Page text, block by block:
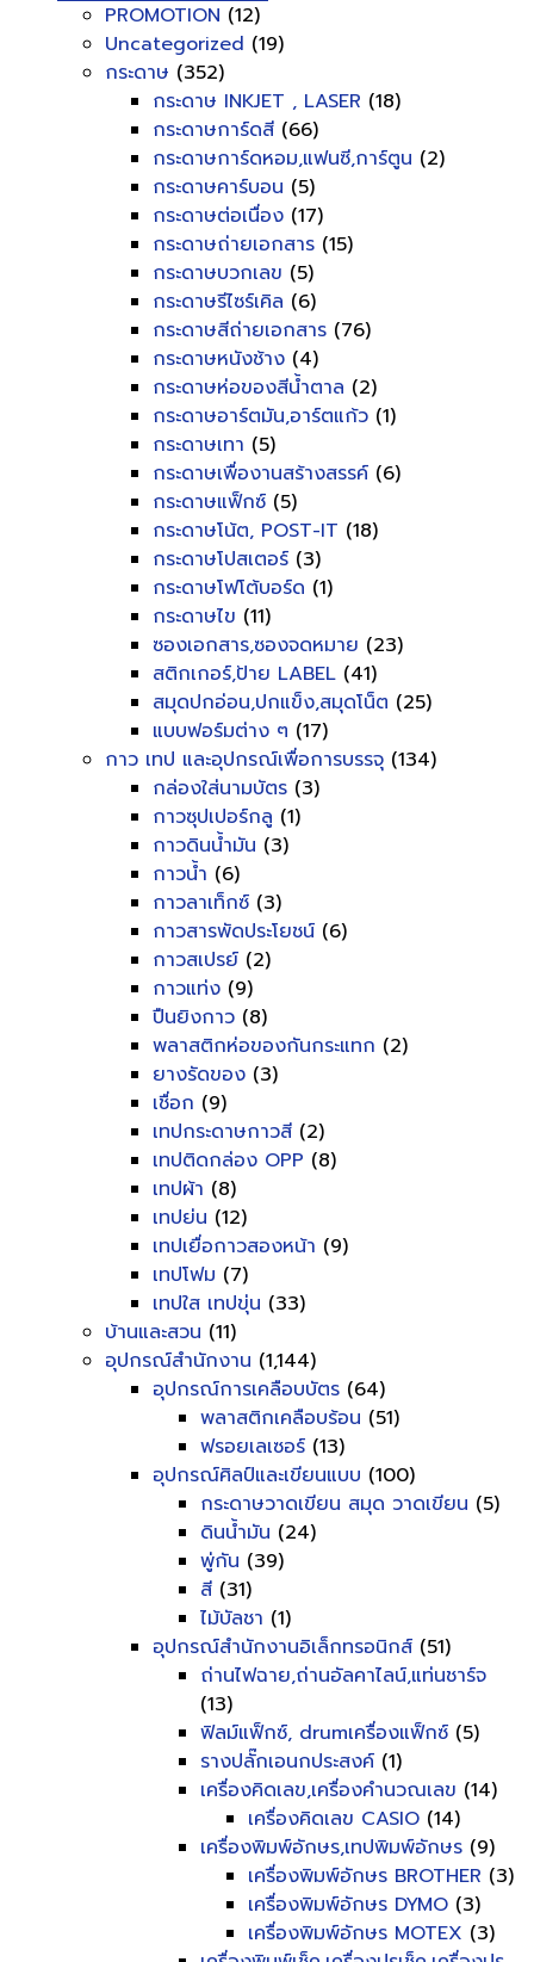
PROMOTION (12)
Uncategorized (19)
กระดาษ (352)
กระดาษ INKJET , LASER (18)
กระดาษการ์ดสี (66)
กระดาษการ์ดหอม,แฟนซี,การ์ตูน (2)
กระดาษคาร์บอน (5)
กระดาษต่อเนื่อง (17)
กระดาษถ่ายเอกสาร (15)
กระดาษบวกเลข (5)
กระดาษรีไซร์เคิล (6)
กระดาษสีถ่ายเอกสาร (76)
กระดาษหนังช้าง (4)
กระดาษห่อของสีน้ำตาล (2)
กระดาษอาร์ตมัน,อาร์ตแก้ว (1)
กระดาษเทา (5)
กระดาษเพื่องานสร้างสรรค์ (6)
กระดาษแฟ็กซ์ (5)
กระดาษโน้ต, POST-IT (18)
กระดาษโปสเตอร์ (3)
กระดาษโฟโต้บอร์ด (1)
กระดาษไข (11)
ซองเอกสาร,ซองจดหมาย (23)
สติกเกอร์,ป้าย LABEL (41)
สมุดปกอ่อน,ปกแข็ง,สมุดโน็ต (25)
แบบฟอร์มต่าง ๆ (17)
กาว เทป และอุปกรณ์เพื่อการบรรจุ (134)
กล่องใส่นามบัตร (3)
กาวซุปเปอร์กลู (1)
กาวดินน้ำมัน (3)
กาวน้ำ (6)
กาวลาเท็กซ์ (3)
กาวสารพัดประโยชน์ (6)
กาวสเปรย์ (2)
กาวแท่ง (9)
ปืนยิงกาว (8)
พลาสติกห่อของกันกระแทก (2)
ยางรัดของ (3)
เชื่อก (9)
เทปกระดาษกาวสี (2)
เทปติดกล่อง OPP (8)
เทปผ้า (8)
เทปย่น (12)
เทปเยื่อกาวสองหน้า (9)
เทปโฟม (7)
เทปใส เทปขุ่น (33)
บ้านและสวน (11)
อุปกรณ์สำนักงาน (1,144)
อุปกรณ์การเคลือบบัตร (64)
พลาสติกเคลือบร้อน (51)
ฟรอยเลเซอร์ (13)
อุปกรณ์ศิลป์และเขียนแบบ (100)
กระดาษวาดเขียน สมุด วาดเขียน (5)
ดินน้ำมัน (24)
พู่กัน (39)
สี (31)
ไม้บัลชา (1)
อุปกรณ์สำนักงานอิเล็กทรอนิกส์ (51)
ถ่านไฟฉาย,ถ่านอัลคาไลน์,แท่นชาร์จ
(13)
ฟิลม์แฟ็กซ์, drumเครื่องแฟ็กซ์ (5)
รางปลั๊กเอนกประสงค์ (1)
เครื่องคิดเลข,เครื่องคำนวณเลข (14)
เครื่องคิดเลข CASIO (14)
เครื่องพิมพ์อักษร,เทปพิมพ์อักษร (9)
เครื่องพิมพ์อักษร BROTHER (3)
เครื่องพิมพ์อักษร DYMO (3)
เครื่องพิมพ์อักษร MOTEX (3)